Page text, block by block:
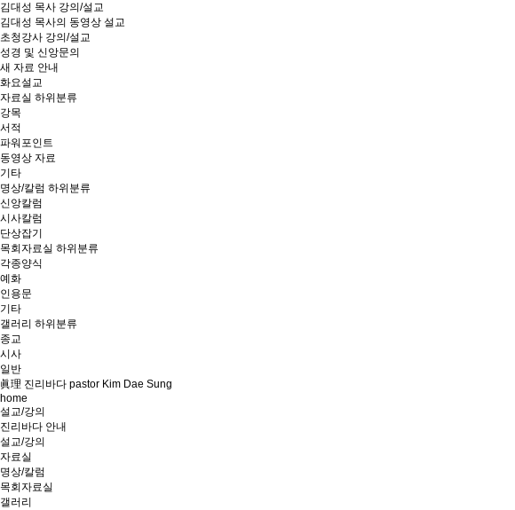
김대성 목사 강의/설교
김대성 목사의 동영상 설교
초청강사 강의/설교
성경 및 신앙문의
새 자료 안내
화요설교
자료실 하위분류
강목
서적
파워포인트
동영상 자료
기타
명상/칼럼 하위분류
신앙칼럼
시사칼럼
단상잡기
목회자료실 하위분류
각종양식
예화
인용문
기타
갤러리 하위분류
종교
시사
일반
眞理 진리바다 pastor Kim Dae Sung
home
설교/강의
진리바다 안내
설교/강의
자료실
명상/칼럼
목회자료실
갤러리